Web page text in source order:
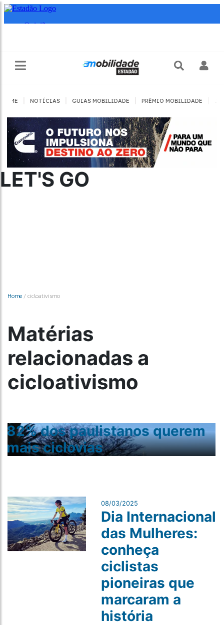
HOME NOTÍCIAS GUIAS MOBILIDADE PRÊMIO MOBILIDADE
LET'S GO
Home / cicloativismo
Matérias
relacionadas a
cicloativismo
82% dos paulistanos querem
mais ciclovias
08/03/2025
Dia Internacional
das Mulheres:
conheça
ciclistas
pioneiras que
marcaram a
história